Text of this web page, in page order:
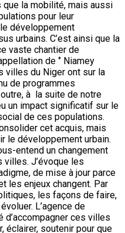
la mobilité, mais aussi
pour leur
développement
urbains. C’est ainsi que la
vaste chantier de
de ‘’ Niamey
villes du Niger ont sur la
de programmes
à la suite de notre
un impact significatif sur le
de ces populations.
cet acquis, mais
le développement urbain.
entend un changement
villes. J’évoque les
de mise à jour parce
les enjeux changent. Par
les façons de faire,
L’agence de
ces villes
éclairer, soutenir pour que